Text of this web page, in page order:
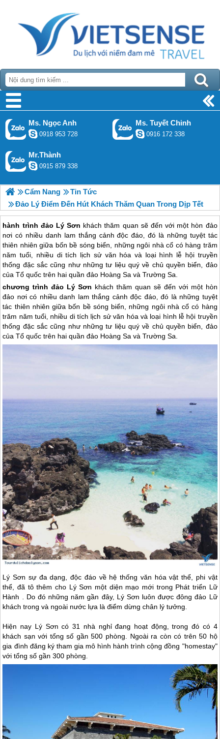
Ms. Ngọc Anh
0918 953 728
Ms. Tuyết Chinh
0916 172 338
Mr.Thành
0915 879 338
Cẩm Nang
Tin Tức
Đảo Lý Điểm Đến Hút Khách Thăm Quan Trong Dịp Tết
hành trình đảo Lý Sơn khách thăm quan sẽ đến với một hòn đảo
nơi có nhiều danh lam thắng cảnh độc đáo, đó là những tuyệt tác
thiên nhiên giữa bốn bề sóng biển, những ngôi nhà cổ có hàng trăm
năm tuổi, nhiều di tích lịch sử văn hóa và loại hình lễ hội truyền
thống đặc sắc cũng như những tư liệu quý về chủ quyền biển, đảo
của Tổ quốc trên hai quần đảo Hoàng Sa và Trường Sa.
chương trìnhđảo Lý Sơn khách thăm quan sẽ đến với một hòn
đảo nơi có nhiều danh lam thắng cảnh độc đáo, đó là những tuyệt
tác thiên nhiên giữa bốn bề sóng biển, những ngôi nhà cổ có hàng
trăm năm tuổi, nhiều di tích lịch sử văn hóa và loại hình lễ hội truyền
thống đặc sắc cũng như những tư liệu quý về chủ quyền biển, đảo
của Tổ quốc trên hai quần đảo Hoàng Sa và Trường Sa.
Lý Sơn sự đa dạng, độc đáo về hệ thống văn hóa vật thể, phi vật
thể, đã tô thêm cho Lý Sơn một diện mạo mới trong Phát triển Lữ
Hành . Do đó những năm gần đây, Lý Sơn luôn được đông đảo Lữ
khách trong và ngoài nước lựa là điểm dừng chân lý tưởng.
Hiện nay Lý Sơn có 31 nhà nghỉ đang hoạt động, trong đó có 4
khách sạn với tổng số gần 500 phòng. Ngoài ra còn có trên 50 hộ
gia đình đăng ký tham gia mô hình hành trình cộng đồng "homestay"
với tổng số gần 300 phòng.